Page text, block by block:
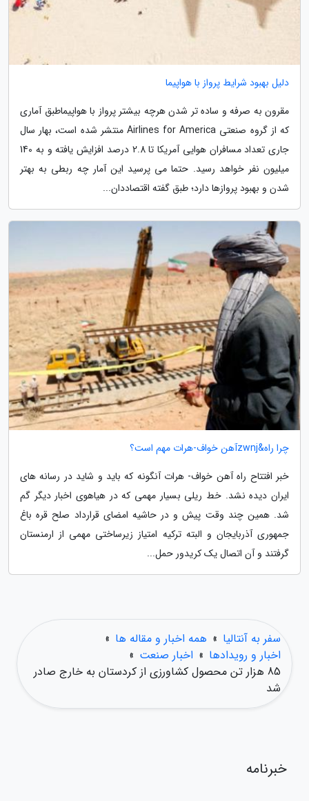
دلیل بهبود شرایط پرواز با هواپیما
مقرون به صرفه و ساده تر شدن هرچه بیشتر پرواز با هواپیماطبق آماری
که از گروه صنعتی Airlines for America منتشر شده است، بهار سال
جاری تعداد مسافران هوایی آمریکا تا 2.8 درصد افزایش یافته و به 140
میلیون نفر خواهد رسید. حتما می پرسید این آمار چه ربطی به بهتر
شدن و بهبود پروازها دارد؛ طبق گفته اقتصاددان...
چرا راه&zwnjآهن خواف-هرات مهم است؟
خبر افتتاح راه آهن خواف- هرات آنگونه که باید و شاید در رسانه های
ایران دیده نشد. خط ریلی بسیار مهمی که در هیاهوی اخبار دیگر گم
شد. همین چند وقت پیش و در حاشیه امضای قرارداد صلح قره باغ
جمهوری آذربایجان و البته ترکیه امتیاز زیرساختی مهمی از ارمنستان
گرفتند و آن اتصال یک کریدور حمل...
سفر به آنتالیا » همه اخبار و مقاله ها »
اخبار و رویدادها » اخبار صنعت »
85 هزار تن محصول کشاورزی از کردستان به خارج صادر
شد
خبرنامه